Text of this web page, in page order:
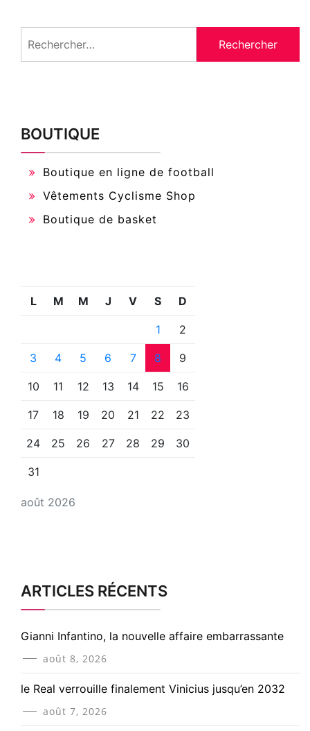
BOUTIQUE
Boutique en ligne de football
Vêtements Cyclisme Shop
Boutique de basket
août 2026
L M M J V S D
1 2
3 4 5 6 7 8 9
10 11 12 13 14 15 16
17 18 19 20 21 22 23
24 25 26 27 28 29 30
31
ARTICLES RÉCENTS
Gianni Infantino, la nouvelle affaire embarrassante
août 8, 2026
le Real verrouille finalement Vinicius jusqu’en 2032
août 7, 2026